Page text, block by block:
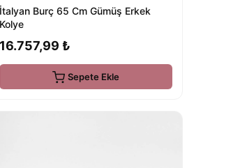
İtalyan Burç 65 Cm Gümüş Erkek
Kolye
16.757,99 ₺
Sepete Ekle